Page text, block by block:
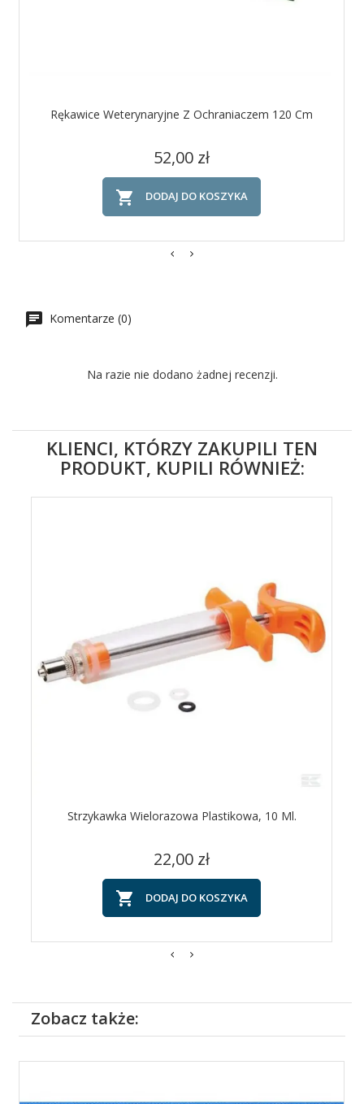
Rękawice Weterynaryjne Z Ochraniaczem 120 Cm
Cena
52,00 zł
 DODAJ DO KOSZYKA
Komentarze (0)
Na razie nie dodano żadnej recenzji.
KLIENCI, KTÓRZY ZAKUPILI TEN
PRODUKT, KUPILI RÓWNIEŻ:
Strzykawka Wielorazowa Plastikowa, 10 Ml.
Cena
22,00 zł
 DODAJ DO KOSZYKA
Zobacz także: